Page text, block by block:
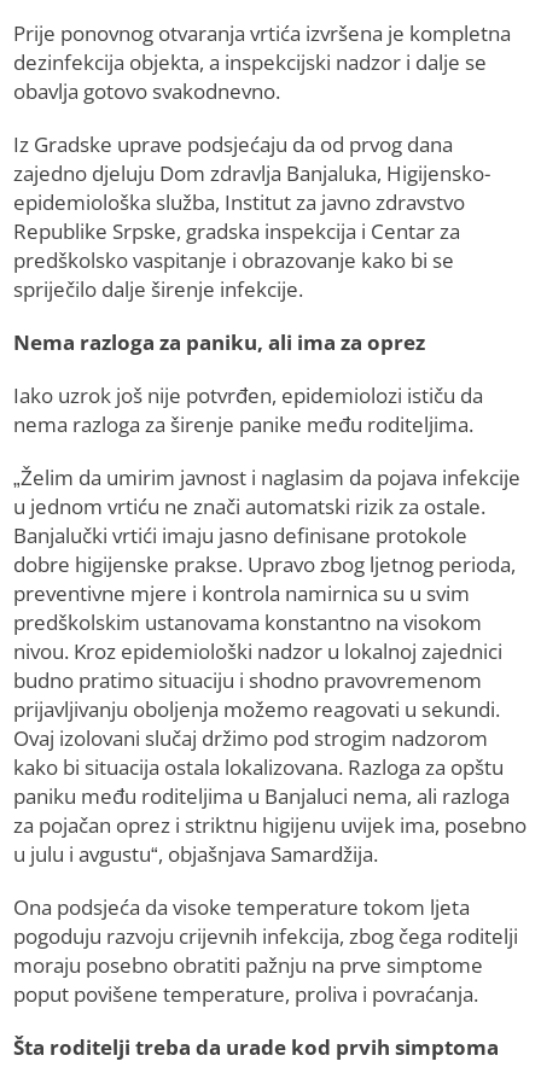
Prije ponovnog otvaranja vrtića izvršena je kompletna
dezinfekcija objekta, a inspekcijski nadzor i dalje se
obavlja gotovo svakodnevno.
Iz Gradske uprave podsjećaju da od prvog dana
zajedno djeluju Dom zdravlja Banjaluka, Higijensko-
epidemiološka služba, Institut za javno zdravstvo
Republike Srpske, gradska inspekcija i Centar za
predškolsko vaspitanje i obrazovanje kako bi se
spriječilo dalje širenje infekcije.
Nema razloga za paniku, ali ima za oprez
Iako uzrok još nije potvrđen, epidemiolozi ističu da
nema razloga za širenje panike među roditeljima.
„Želim da umirim javnost i naglasim da pojava infekcije
u jednom vrtiću ne znači automatski rizik za ostale.
Banjalučki vrtići imaju jasno definisane protokole
dobre higijenske prakse. Upravo zbog ljetnog perioda,
preventivne mjere i kontrola namirnica su u svim
predškolskim ustanovama konstantno na visokom
nivou. Kroz epidemiološki nadzor u lokalnoj zajednici
budno pratimo situaciju i shodno pravovremenom
prijavljivanju oboljenja možemo reagovati u sekundi.
Ovaj izolovani slučaj držimo pod strogim nadzorom
kako bi situacija ostala lokalizovana. Razloga za opštu
paniku među roditeljima u Banjaluci nema, ali razloga
za pojačan oprez i striktnu higijenu uvijek ima, posebno
u julu i avgustu“, objašnjava Samardžija.
Ona podsjeća da visoke temperature tokom ljeta
pogoduju razvoju crijevnih infekcija, zbog čega roditelji
moraju posebno obratiti pažnju na prve simptome
poput povišene temperature, proliva i povraćanja.
Šta roditelji treba da urade kod prvih simptoma